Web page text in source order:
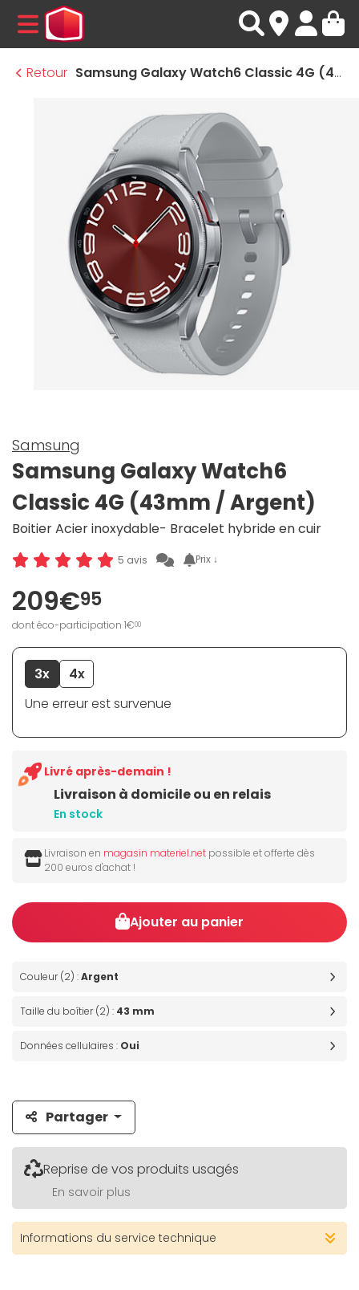
MENU
Retour
Samsung Galaxy Watch6 Classic 4G (43mm / Argent)
Samsung
Samsung Galaxy Watch6
Classic 4G (43mm / Argent)
Boitier Acier inoxydable- Bracelet hybride en cuir
5 avis Prix ↓
209€95
dont éco-participation 1€00
3x
4x
Une erreur est survenue
Livraison à domicile ou en relais
En stock
Livré après-demain !
Livraison en magasin materiel.net possible et offerte dès
200 euros d'achat !
Ajouter au panier
Couleur (2) :Argent
Taille du boîtier (2) : 43 mm
Données cellulaires : Oui
Partager
Reprise de vos produits usagés
En savoir plus
Informations du service technique